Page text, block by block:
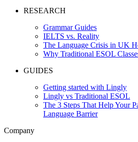
RESEARCH
Grammar Guides
IELTS vs. Reality
The Language Crisis in UK
Why Traditional ESOL
GUIDES
Getting started with Lingly
Lingly vs Traditional ESOL
The 3 Steps That Help Your
Language Barrier
Company